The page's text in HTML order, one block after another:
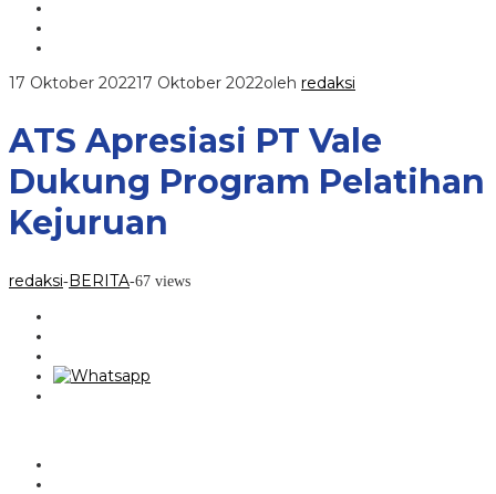
17 Oktober 202217 Oktober 2022oleh redaksi
ATS Apresiasi PT Vale
Dukung Program Pelatihan
Kejuruan
redaksi-BERITA-67 views